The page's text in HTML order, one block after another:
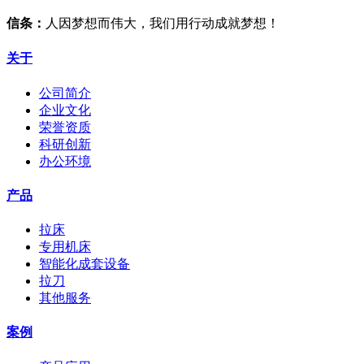
信条： 人因梦想而伟大，我们用行动成就梦想！
关于
公司简介
企业文化
荣誉资质
科研创新
办公环境
产品
拉床
专用机床
智能化成套设备
拉刀
其他服务
案例